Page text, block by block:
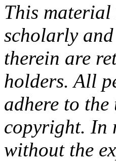
This material
scholarly
therein are
holders. All
adhere to
copyright. In
without the